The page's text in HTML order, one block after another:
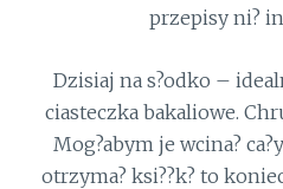
przepisy ni?
Dzisiaj na s?odko –
ciasteczka bakaliowe.
Mog?abym je wcina?
otrzyma? ksi??k? to